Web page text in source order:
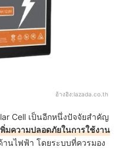
อ้างอิง:lazada.co.th
Cell เป็นอีกหนึ่งปัจจัยสำคัญ
พิ่มความปลอดภัยในการใช้งาน
านไฟฟ้า โดยระบบที่ควรมอง